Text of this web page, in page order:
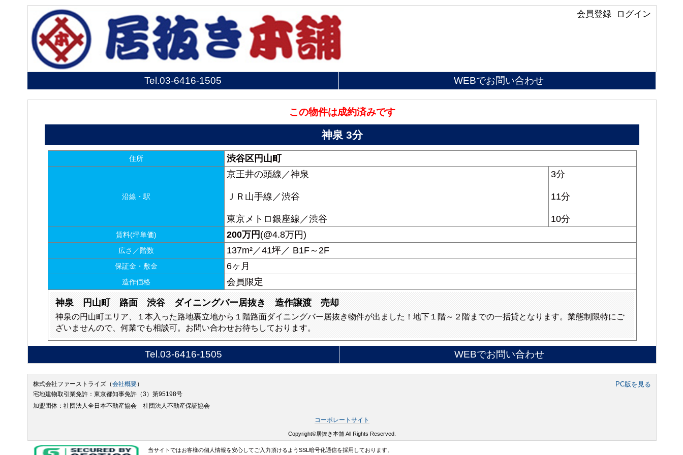
ログイン
会員登録
Tel.03-6416-1505 WEBでお問い合わせ
この物件は成約済みです
神泉 3分
住所 渋谷区円山町
沿線・駅
京王井の頭線／神泉
ＪＲ山手線／渋谷
東京メトロ銀座線／渋谷
3分
11分
10分
賃料(坪単価) 200万円 (@4.8万円)
広さ／階数 137m²／41坪／ B1F～2F
保証金・敷金 6ヶ月
造作価格 会員限定
神泉 円山町 路面 渋谷 ダイニングバー居抜き 造作譲渡 売却
神泉の円山町エリア、１本入った路地裏立地から１階路面ダイニングバー居抜き物件が出ました！地下１階～２階までの一括貸となります。業態制限特にご
ざいませんので、何業でも相談可。お問い合わせお待ちしております。
Tel.03-6416-1505 WEBでお問い合わせ
株式会社ファーストライズ（会社概要） PC版を見る
宅地建物取引業免許：東京都知事免許（3）第95198号
加盟団体：社団法人全日本不動産協会 社団法人不動産保証協会
コーポレートサイト
Copyright©居抜き本舗 All Rights Reserved.
当サイトではお客様の個人情報を安心してご入力頂けるようSSL暗号化通信を採用しております。